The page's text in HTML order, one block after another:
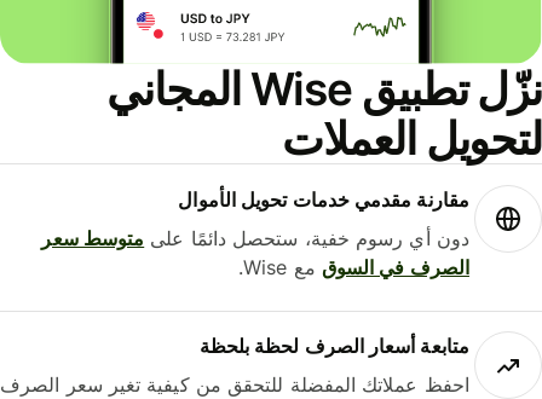
نزّل تطبيق Wise المجاني
العملات
مقارنة مقدمي خدمات تحويل الأموال
دون أي رسوم خفية، ستحصل دائمًا علىمتوسط ​​سعر
الصرف في السوقمع Wise.
متابعة أسعار الصرف لحظة بلحظة
احفظ عملاتك المفضلة للتحقق من كيفية تغير سعر الصرف